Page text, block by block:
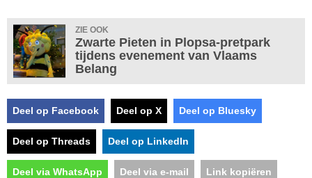
ZIE OOK
Zwarte Pieten in Plopsa-pretpark
tijdens evenement van Vlaams
Belang
Deel op Facebook Deel op X Deel op Bluesky
Deel op Threads Deel op LinkedIn
Deel via WhatsApp Deel via e-mail Link kopiëren